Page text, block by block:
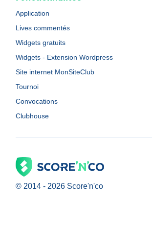
Application
Lives commentés
Widgets gratuits
Widgets - Extension Wordpress
Site internet MonSiteClub
Tournoi
Convocations
Clubhouse
© 2014 - 2026 Score'n'co